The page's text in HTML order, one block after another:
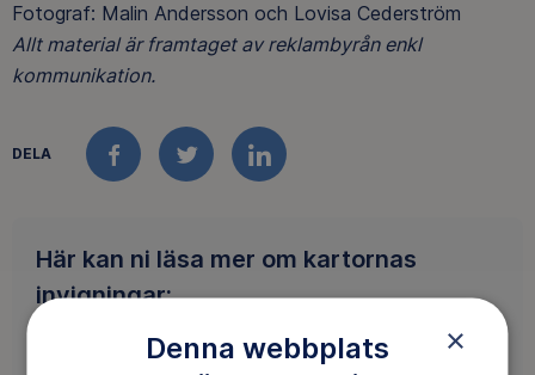
Fotograf: Malin Andersson och Lovisa Cederström
Allt material är framtaget av reklambyrån enkl
kommunikation.
DELA
FACEBOOKTWITTERLINKEDIN
Här kan ni läsa mer om kartornas
invigningar:
Skogsmulles karta Kullabergs naturreservat i×
Denna webbplats